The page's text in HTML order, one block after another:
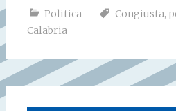
Politica Congiusta,
Calabria